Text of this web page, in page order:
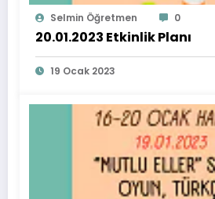
Selmin Öğretmen 0
20.01.2023 Etkinlik Planı
19 Ocak 2023